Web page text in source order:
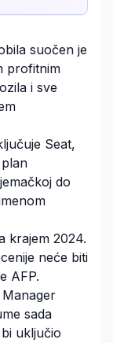
suočen je
profitnim
i sve
Seat,
do
krajem 2024.
neće biti
AFP.
sada
uključio